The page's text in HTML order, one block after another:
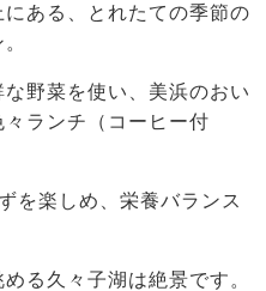
ある、とれたての季節の
野菜を使い、美浜のおい
ランチ（コーヒー付
を楽しめ、栄養バランス
る久々子湖は絶景です。